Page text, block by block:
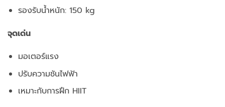
รองรับน้ำหนัก: 150 kg
จุดเด่น
มอเตอร์แรง
ปรับความชันไฟฟ้า
เหมาะกับการฝึก HIIT